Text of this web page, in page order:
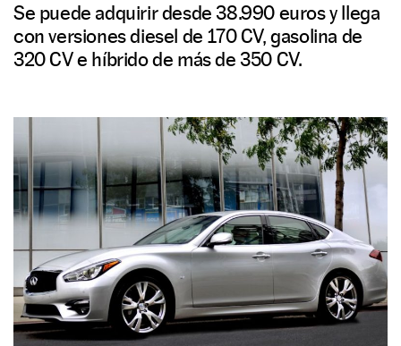
SÍGUENOS
Se puede adquirir desde 38.990 euros y llega
con versiones diesel de 170 CV, gasolina de
320 CV e híbrido de más de 350 CV.